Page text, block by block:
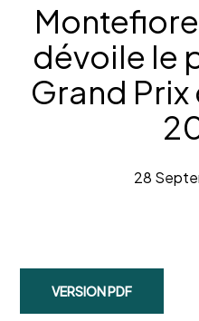
dévoile le
Grand
28
VERSION PDF